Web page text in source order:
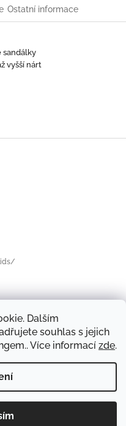
Dalším
souhlas s jejich
Více informací zde.
Ostatní informace
sandálky
vyšší nárt
STAŽENÍ